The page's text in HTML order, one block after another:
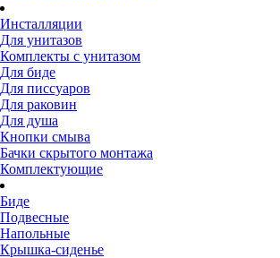
Инсталляции
Для унитазов
Комплекты с унитазом
Для биде
Для писсуаров
Для раковин
Для душа
Кнопки смыва
Бачки скрытого монтажа
Комплектующие
Биде
Подвесные
Напольные
Крышка-сиденье